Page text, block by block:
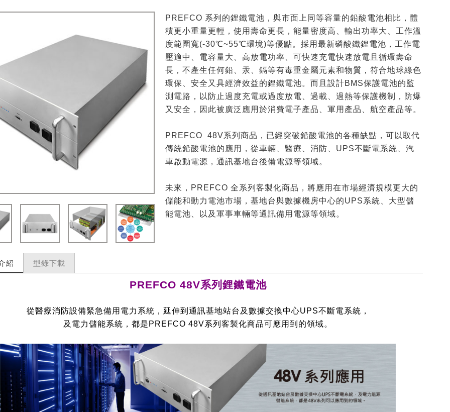
PREFCO 系列的鋰鐵電池，與市面上同等容量的鉛酸電池相比，體
積更小重量更輕，使用壽命更長，能量密度高、輸出功率大、工作溫
度範圍寬(-30℃~55℃環境)等優點。採用最新磷酸鐵鋰電池，工作電
壓適中、電容量大、高放電功率、可快速充電快速放電且循環壽命
長，不產生任何鉛、汞、鎘等有毒重金屬元素和物質，符合地球綠色
環保、安全又具經濟效益的鋰鐵電池。而且設計BMS保護電池的監
測電路，以防止過度充電或過度放電、過載、過熱等保護機制，防爆
又安全，因此被廣泛應用於消費電子產品、軍用產品、航空產品等。
PREFCO 48V系列商品，已經突破鉛酸電池的各種缺點，可以取代
傳統鉛酸電池的應用，從車輛、醫療、消防、UPS不斷電系統、汽
車啟動電源，通訊基地台後備電源等領域。
未來，PREFCO 全系列客製化商品，將應用在市場經濟規模更大的
儲能和動力電池市場，基地台與數據機房中心的UPS系統、大型儲
能電池、以及軍事車輛等通訊備用電源等領域。
紹 型錄下載
PREFCO 48V系列鋰鐵電池
從醫療消防設備緊急備用電力系統，延伸到通訊基地站台及數據交換中心UPS不斷電系統，
及電力儲能系統，都是PREFCO 48V系列客製化商品可應用到的領域。